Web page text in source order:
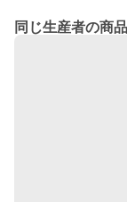
同じ生産者の商品